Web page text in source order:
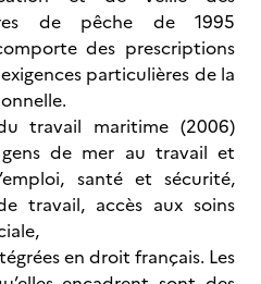
de pêche de 1995
des prescriptions
particulières de la
travail maritime (2006)
de mer au travail et
santé et sécurité,
travail, accès aux soins
en droit français. Les